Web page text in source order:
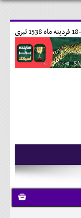
18 فردينه ماه 1538 تبری